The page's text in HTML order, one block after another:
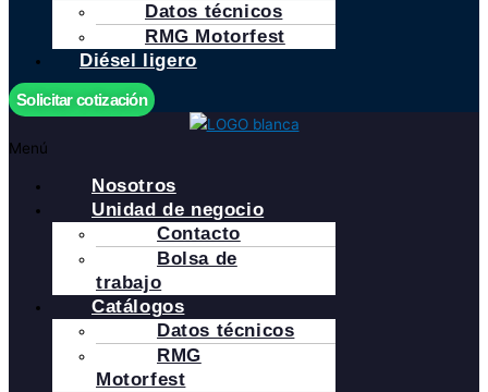
Datos técnicos
RMG Motorfest
Diésel ligero
Solicitar cotización
Menú
Nosotros
Unidad de negocio
Contacto
Bolsa de
trabajo
Catálogos
Datos técnicos
RMG
Motorfest